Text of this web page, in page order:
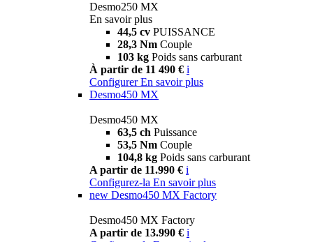
Desmo250 MX
En savoir plus
44,5 cv PUISSANCE
28,3 Nm Couple
103 kg Poids sans carburant
À partir de 11 490 € i
Configurer En savoir plus
Desmo450 MX
Desmo450 MX
63,5 ch Puissance
53,5 Nm Couple
104,8 kg Poids sans carburant
A partir de 11.990 € i
Configurez-la En savoir plus
new Desmo450 MX Factory
Desmo450 MX Factory
A partir de 13.990 € i